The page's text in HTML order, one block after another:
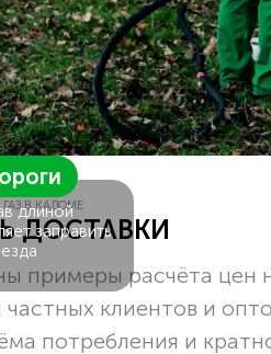
длиной
заправить
В КАДОМЕ
ДОСТАВКИ
примеры расчёта цен
клиентов и
потребления и